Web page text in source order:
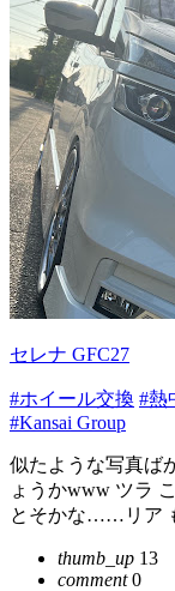
セレナ GFC27
#ホイール交換 #熱
#Kansai Group
似たような写真ば
ょうかwww ツラ
とそかな……リア
thumb_up 13
comment0